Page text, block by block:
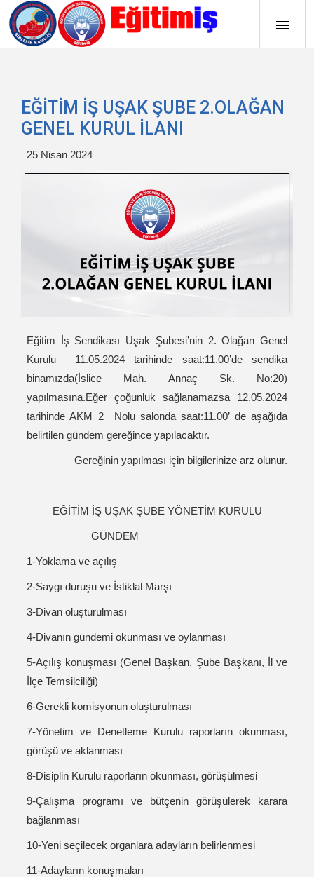
EĞİTİM İŞ UŞAK ŞUBE 2.OLAĞAN
GENEL KURUL İLANI
25 Nisan 2024
Eğitim İş Sendikası Uşak Şubesi’nin 2. Olağan Genel
Kurulu 11.05.2024 tarihinde saat:11.00’de sendika
binamızda(İslice Mah. Annaç Sk. No:20)
yapılmasına.Eğer çoğunluk sağlanamazsa 12.05.2024
tarihinde AKM 2 Nolu salonda saat:11.00’ de aşağıda
belirtilen gündem gereğince yapılacaktır.
Gereğinin yapılması için bilgilerinize arz olunur.
EĞİTİM İŞ UŞAK ŞUBE YÖNETİM KURULU
GÜNDEM
1-Yoklama ve açılış
2-Saygı duruşu ve İstiklal Marşı
3-Divan oluşturulması
4-Divanın gündemi okunması ve oylanması
5-Açılış konuşması (Genel Başkan, Şube Başkanı, İl ve
İlçe Temsilciliği)
6-Gerekli komisyonun oluşturulması
7-Yönetim ve Denetleme Kurulu raporların okunması,
görüşü ve aklanması
8-Disiplin Kurulu raporların okunması, görüşülmesi
9-Çalışma programı ve bütçenin görüşülerek karara
bağlanması
10-Yeni seçilecek organlara adayların belirlenmesi
11-Adayların konuşmaları